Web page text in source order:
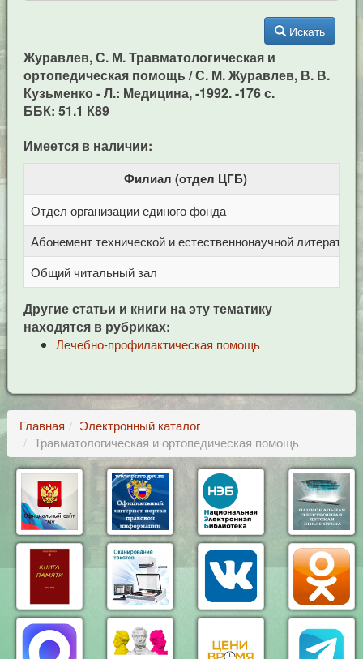
Искать
Журавлев, С. М. Травматологическая и
ортопедическая помощь / С. М. Журавлев, В. В.
Кузьменко - Л.: Медицина, -1992. -176 с.
ББК: 51.1 К89
Имеется в наличии:
Филиал (отдел ЦГБ)
Отдел организации единого фонда
Абонемент технической и естественнонаучной литерат
Общий читальный зал
Другие статьи и книги на эту тематику
находятся в рубриках:
Лечебно-профилактическая помощь
Главная
Электронный каталог
Травматологическая и ортопедическая помощь